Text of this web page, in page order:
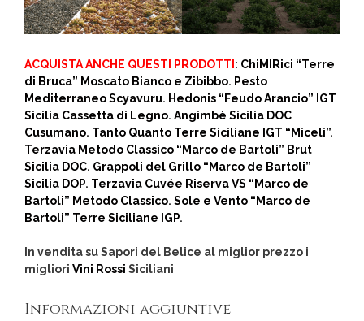
ACQUISTA ANCHE QUESTI PRODOTTI : ChiMIRici “Terre
di Bruca” Moscato Bianco e Zibibbo. Pesto
Mediterraneo Scyavuru. Hedonis “Feudo Arancio” IGT
Sicilia Cassetta di Legno. Angimbè Sicilia DOC
Cusumano. Tanto Quanto Terre Siciliane IGT “Miceli”.
Terzavia Metodo Classico “Marco de Bartoli” Brut
Sicilia DOC. Grappoli del Grillo “Marco de Bartoli”
Sicilia DOP. Terzavia Cuvée Riserva VS “Marco de
Bartoli” Metodo Classico. Sole e Vento “Marco de
Bartoli” Terre Siciliane IGP.
In vendita su Sapori del Belice al miglior prezzo i
migliori Vini Rossi Siciliani
Informazioni aggiuntive